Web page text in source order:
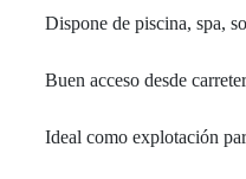
Dispone de piscina, spa,
Buen acceso desde
Ideal como explotación